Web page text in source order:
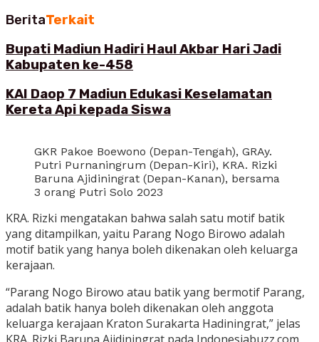
BeritaTerkait
Bupati Madiun Hadiri Haul Akbar Hari Jadi
Kabupaten ke-458
KAI Daop 7 Madiun Edukasi Keselamatan
Kereta Api kepada Siswa
GKR Pakoe Boewono (Depan-Tengah), GRAy.
Putri Purnaningrum (Depan-Kiri), KRA. Rizki
Baruna Ajidiningrat (Depan-Kanan), bersama
3 orang Putri Solo 2023
KRA. Rizki mengatakan bahwa salah satu motif batik
yang ditampilkan, yaitu Parang Nogo Birowo adalah
motif batik yang hanya boleh dikenakan oleh keluarga
kerajaan.
“Parang Nogo Birowo atau batik yang bermotif Parang,
adalah batik hanya boleh dikenakan oleh anggota
keluarga kerajaan Kraton Surakarta Hadiningrat,” jelas
KRA. Rizki Baruna Ajidiningrat pada Indonesiabuzz.com